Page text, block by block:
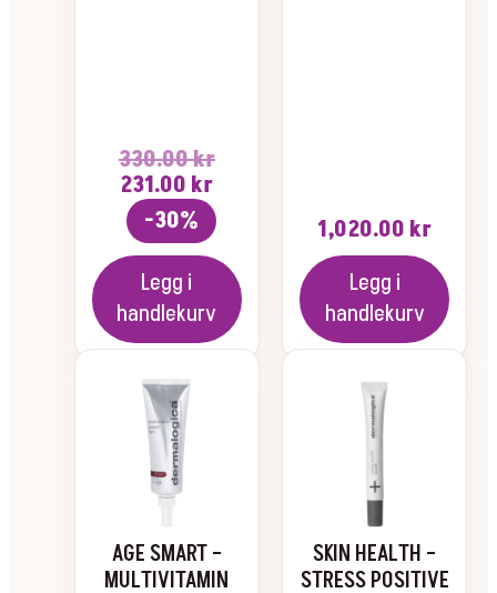
330.00kr
Opprinnelig
pris
var:
330.00 kr.
231.00 krNåværende
pris
er:
231.00 kr.
-30%
Legg i
handlekurv
1,020.00 kr
Legg i
handlekurv
AGE SMART –
MULTIVITAMIN
SKIN HEALTH –
STRESS POSITIVE